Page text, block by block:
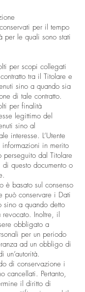
per il tempo
per le quali sono stati
per scopi collegati
tra il Titolare e
sino a quando sia
di tale contratto.
per finalità
legittimo del
sino al
interesse. L’Utente
informazioni in merito
perseguito dal Titolare
questo documento o
è basato sul consenso
può conservare i Dati
sino a quando detto
revocato. Inoltre, il
obbligato a
per un periodo
ad un obbligo di
un’autorità.
di conservazione i
cancellati. Pertanto,
il diritto di